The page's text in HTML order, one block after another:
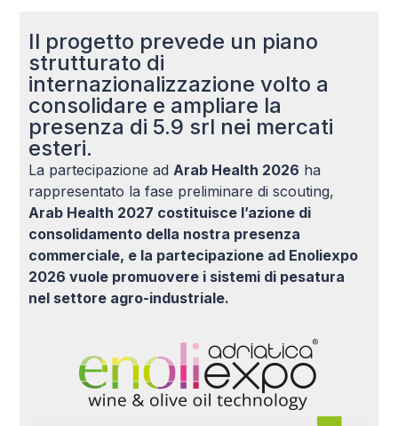
Il progetto prevede un piano
strutturato di
internazionalizzazione volto a
consolidare e ampliare la
presenza di 5.9 srl nei mercati
esteri.
La partecipazione ad Arab Health 2026 ha
rappresentato la fase preliminare di scouting,
Arab Health 2027 costituisce l’azione di
consolidamento della nostra presenza
commerciale, e la partecipazione ad Enoliexpo
2026 vuole promuovere i sistemi di pesatura
nel settore agro-industriale.